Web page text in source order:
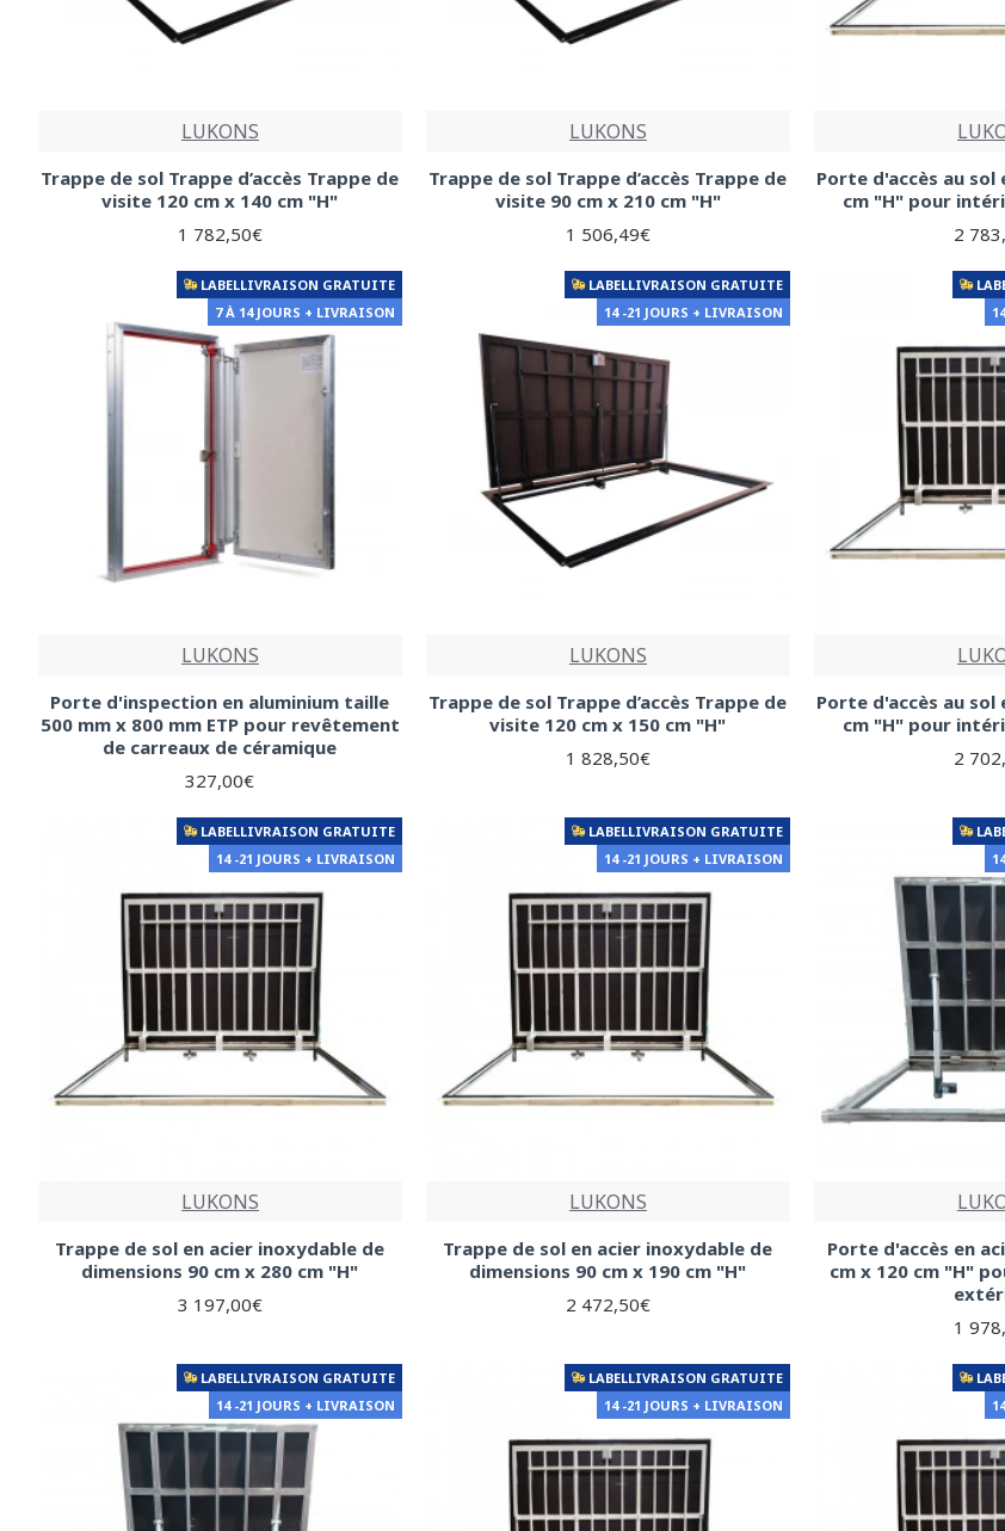
LUKONS
Trappe de sol Trappe d’accès Trappe de
visite 120 cm x 140 cm "H"
1 782,50€
LUKONS
Trappe de sol Trappe d’accès Trappe de
visite 90 cm x 210 cm "H"
1 506,49€
Porte d'accès au sol
cm "H" pour
2
LABELLIVRAISON GRATUITE
7 À 14 JOURS + LIVRAISON
LUKONS
Porte d'inspection en aluminium taille
500 mm x 800 mm ETP pour revêtement
de carreaux de céramique
327,00€
LABELLIVRAISON GRATUITE
14 -21 JOURS + LIVRAISON
LUKONS
Trappe de sol Trappe d’accès Trappe de
visite 120 cm x 150 cm "H"
1 828,50€
Porte d'accès au sol
cm "H" pour
2
LABELLIVRAISON GRATUITE
14 -21 JOURS + LIVRAISON
LUKONS
Trappe de sol en acier inoxydable de
dimensions 90 cm x 280 cm "H"
3 197,00€
LABELLIVRAISON GRATUITE
14 -21 JOURS + LIVRAISON
LUKONS
Trappe de sol en acier inoxydable de
dimensions 90 cm x 190 cm "H"
2 472,50€
Porte d'accès en
cm x 120 cm "H"
1
LABELLIVRAISON GRATUITE
14 -21 JOURS + LIVRAISON
LABELLIVRAISON GRATUITE
14 -21 JOURS + LIVRAISON